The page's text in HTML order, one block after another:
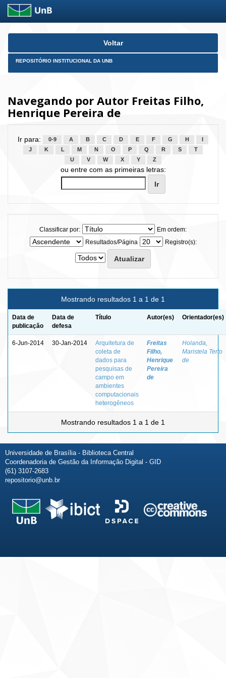
Skip
Voltar
REPOSITÓRIO INSTITUCIONAL DA UNB
Navegando por Autor Freitas Filho,
Henrique Pereira de
Ir para: 0-9 A B C D E F G H
J
K L M N O P Q R S
T
U
V W X Y Z
ou entre com as primeiras letras:
Classificar por:
Em ordem:
Resultados/Página
Registro(s):
Mostrando resultados 1 a 1 de 1
Data de
publicação
Data de
defesa
Título Autor(es) Orientador(es)
6-Jun-2014 30-Jan-2014
Arquitetura de
coleta de
dados para
pesquisas de
campo em
ambientes
computacionais
heterogêneos
Freitas
Filho,
Henrique
Pereira
de
Holanda,
Maristela Terto
de
Mostrando resultados 1 a 1 de 1
Universidade de Brasília - Biblioteca Central
Coordenadoria de Gestão da Informação Digital - GID
(61) 3107-2683
repositorio@unb.br